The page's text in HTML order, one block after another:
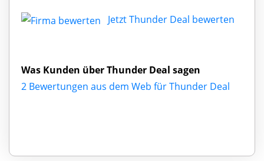
Jetzt Thunder Deal bewerten
Was Kunden über Thunder Deal sagen
2 Bewertungen aus dem Web für Thunder Deal